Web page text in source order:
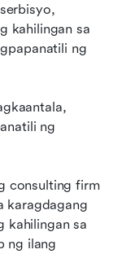
kahilingan sa
ng
ng
consulting firm
karagdagang
kahilingan sa
ng ilang